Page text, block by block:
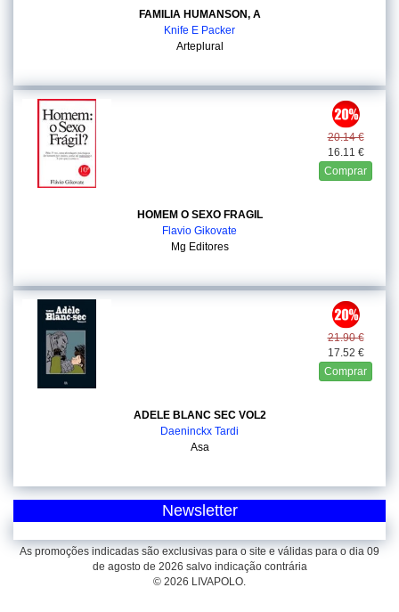
FAMILIA HUMANSON, A
Knife E Packer
Arteplural
20.14 €
16.11 €
Comprar
HOMEM O SEXO FRAGIL
Flavio Gikovate
Mg Editores
21.90 €
17.52 €
Comprar
ADELE BLANC SEC VOL2
Daeninckx Tardi
Asa
Newsletter
As promoções indicadas são exclusivas para o site e válidas para o dia 09
de agosto de 2026 salvo indicação contrária
© 2026 LIVAPOLO.